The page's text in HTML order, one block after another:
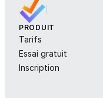
PRODUIT
Tarifs
Essai gratuit
Inscription